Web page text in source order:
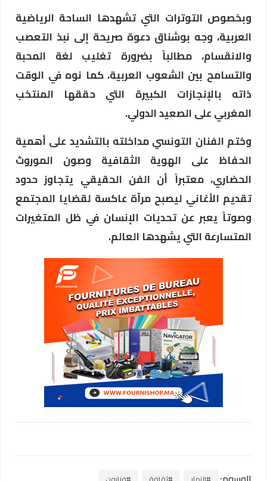
وبخصوص التوترات التي تشهدها الساحة الرياضية
العربية، وجه بوشناق دعوة صريحة إلى نبذ التعصب
والانقسام، مطالباً بضرورة تغليب لغة المحبة
والتسامح بين الشعوب العربية، كما نوه في الوقت
ذاته بالإنجازات الكبيرة التي حققها المنتخب
المغربي على الصعيد الدولي.
وختم الفنان التونسي مداخلته بالتشديد على أهمية
الحفاظ على الهوية الثقافية وصون الموروث
الحضاري، معتبراً أن الفن الحقيقي يتجاوز حدود
تقديم الأغاني ليصبح مرآة عاكسة لقضايا المجتمع
وصوتاً يعبر عن تحديات الإنسان في ظل المتغيرات
المتسارعة التي يشهدها العالم.